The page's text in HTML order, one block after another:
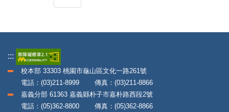
:::
校本部 33303 桃園市龜山區文化一路261號
電話：(03)211-8999 傳真：(03)211-8866
嘉義分部 61363 嘉義縣朴子市嘉朴路西段2號
電話：(05)362-8800 傳真：(05)362-8866